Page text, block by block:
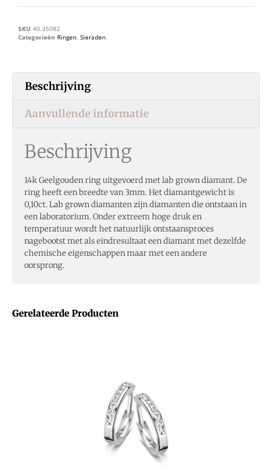
Gerelateerde Producten
SKU 40.35082
Categorieën Ringen, Sieraden
Beschrijving
Aanvullende informatie
Beschrijving
14k Geelgouden ring uitgevoerd met lab grown diamant. De
ring heeft een breedte van 3mm. Het diamantgewicht is
0,10ct. Lab grown diamanten zijn diamanten die ontstaan in
een laboratorium. Onder extreem hoge druk en
temperatuur wordt het natuurlijk ontstaansproces
nagebootst met als eindresultaat een diamant met dezelfde
chemische eigenschappen maar met een andere
oorsprong.